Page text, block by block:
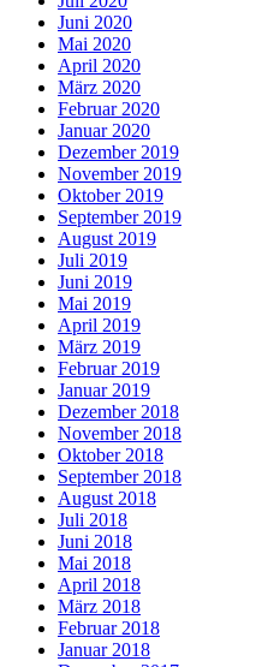
Juni 2020
Mai 2020
April 2020
März 2020
Februar 2020
Januar 2020
Dezember 2019
November 2019
Oktober 2019
September 2019
August 2019
Juli 2019
Juni 2019
Mai 2019
April 2019
März 2019
Februar 2019
Januar 2019
Dezember 2018
November 2018
Oktober 2018
September 2018
August 2018
Juli 2018
Juni 2018
Mai 2018
April 2018
März 2018
Februar 2018
Januar 2018